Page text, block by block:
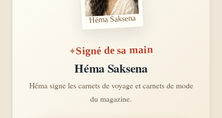
Héma Saksena
Signé de sa main
Héma Saksena
Héma signe les carnets de voyage et carnets de mode
du magazine.